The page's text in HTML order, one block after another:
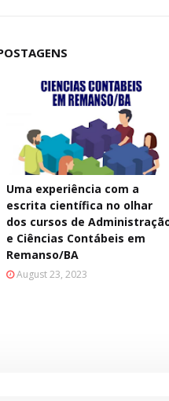
Uma experiência com a
escrita científica no olhar
dos cursos de
e Ciências Contábeis em
Remanso/BA
August 23, 2023